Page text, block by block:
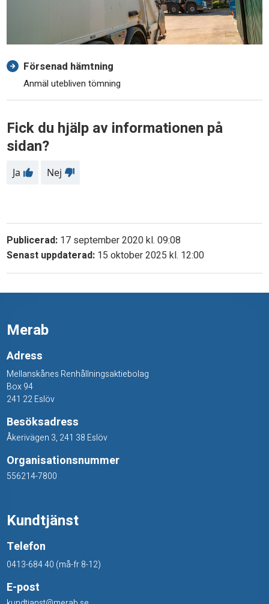
Försenad hämtning
Anmäl utebliven tömning
Fick du hjälp av informationen på
sidan?
Ja Nej
Publicerad: 17 september 2020 kl. 09:08
Senast uppdaterad: 15 oktober 2025 kl. 12:00
Merab
Adress
Mellanskånes Renhållningsaktiebolag
Box 94
241 22 Eslöv
Besöksadress
Åkerivägen 3, 241 38 Eslöv
Organisationsnummer
556214-7800
Kundtjänst
Telefon
0413-684 40 (må-fr 8-12)
E-post